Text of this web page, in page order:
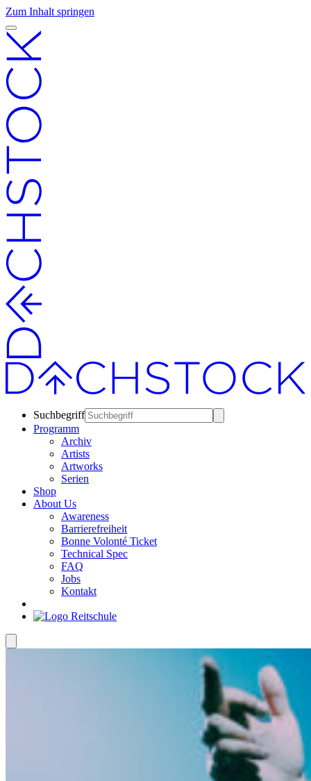
Zum Inhalt springen
Suchbegriff
Programm
Archiv
Artists
Artworks
Serien
Shop
About Us
Awareness
Barrierefreiheit
Bonne Volonté Ticket
Technical Spec
FAQ
Jobs
Kontakt